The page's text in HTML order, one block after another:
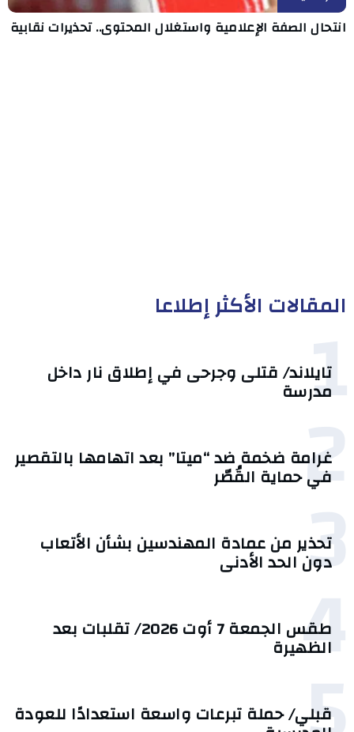
انتحال الصفة الإعلامية واستغلال المحتوى.. تحذيرات نقابية
المقالات الأكثر إطلاعا
1
تايلاند/ قتلى وجرحى في إطلاق نار داخل
مدرسة
2
غرامة ضخمة ضد “ميتا” بعد اتهامها بالتقصير
في حماية القُصّر
3
تحذير من عمادة المهندسين بشأن الأتعاب
دون الحد الأدنى
4 طقس الجمعة 7 أوت 2026/ تقلبات بعد
الظهيرة
قبلي/ حملة تبرعات واسعة استعدادًا للعودة